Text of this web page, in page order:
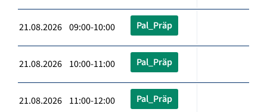
21.08.2026 09:00-10:00 Pal_Präp
21.08.2026 10:00-11:00 Pal_Präp
21.08.2026 11:00-12:00 Pal_Präp